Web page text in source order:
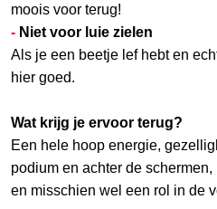
moois voor terug!
- Niet voor luie zielen
Als je een beetje lef hebt en
hier goed.
Wat krijg je ervoor terug?
Een hele hoop energie,
podium en achter de schermen,
en misschien wel een rol in de